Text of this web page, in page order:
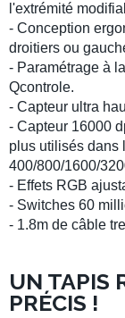
l'extrémité
- Conception
droitiers ou
- Paramétrage à
Qcontrole.
- Capteur ultra
- Capteur 16000
plus utilisés dans
400/800/1600/
- Effets RGB
- Switches 60
- 1.8m de câble
UN TAPIS
PRÉCIS !